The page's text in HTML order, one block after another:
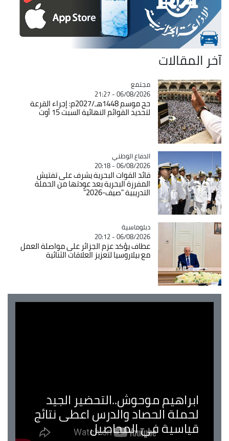
آخر المقالات
Catégorie
مجتمع
06/08/2026 - 21:27
حج موسم 1448هـ/2027م: إجراء القرعة
لتحديد القوائم النهائية السبت 15 أوت
Catégorie
الدفاع الوطني
06/08/2026 - 20:18
قائد القوات البحرية يشرف على تفتيش
المفرزة البحرية بعد عودتها من الحملة
التدريبية "صيف-2026"
Catégorie
دبلوماسية
06/08/2026 - 20:12
عطاف يؤكد عزم الجزائر على مواصلة العمل
مع بيلاروسيا لتعزيز العلاقات الثنائية
ابراهيم موحوش..التحضير الجيد
لحملة الحصاد والدرس اعطى نتائج
قياسية في المحاصيل